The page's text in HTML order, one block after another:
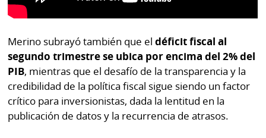
Merino subrayó también que eldéficit fiscal al
segundo trimestre se ubica por encima del 2% del
PIB, mientras que el desafío de la transparencia y la
credibilidad de la política fiscal sigue siendo un factor
crítico para inversionistas, dada la lentitud en la
publicación de datos y la recurrencia de atrasos.